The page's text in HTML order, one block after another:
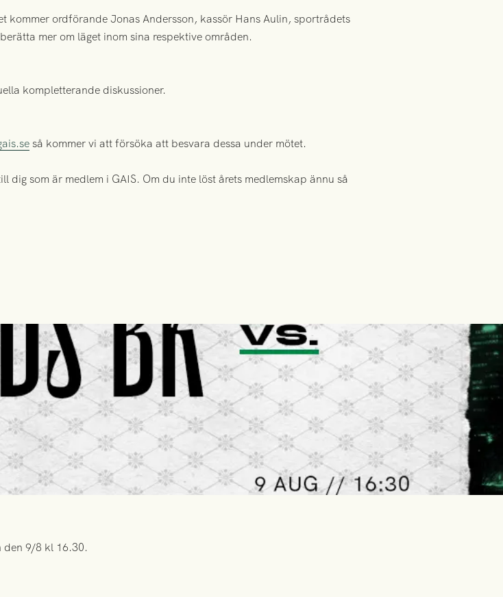
kommer ordförande Jonas Andersson, kassör Hans Aulin, sportrådets
mer om läget inom sina respektive områden.
kompletterande diskussioner.
så kommer vi att försöka att besvara dessa under mötet.
dig som är medlem i GAIS. Om du inte löst årets medlemskap ännu så
den 9/8 kl 16.30.